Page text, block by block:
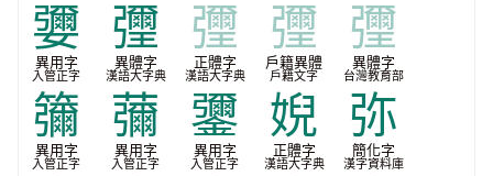
㜷
異用字
入管正字
㣆
異體字
漢語大字典
㣆
正體字
漢語大字典
㣆
戶籍異體
戶籍文字
㣆
異體字
台灣教育部
䉲
異用字
入管正字
䕳
異用字
入管正字
䥸
異用字
入管正字
婗
正體字
漢語大字典
弥
簡化字
漢字資料庫